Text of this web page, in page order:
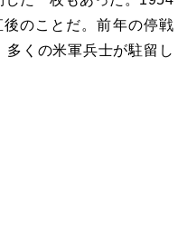
のことだ。前年の停戦
くの米軍兵士が駐留し